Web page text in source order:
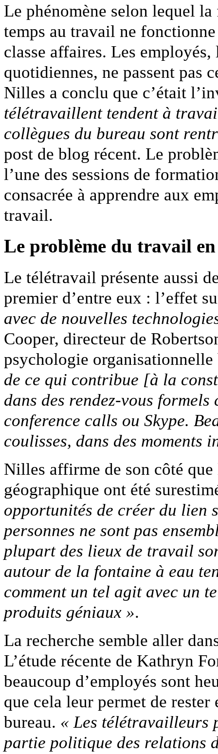
Le phénomène selon lequel
temps au travail ne
classe affaires. Les
quotidiennes, ne passent pas
Nilles a conclu que c’était
télétravaillent tendent à
collègues du bureau sont
post de blog récent. Le
l’une des sessions de
consacrée à apprendre aux
travail.
Le problème du travail
Le télétravail présente aussi
premier d’entre eux : l’effet
avec de nouvelles
Cooper, directeur de
psychologie
de ce qui contribue [à la
dans des rendez-vous
conference calls ou Skype.
coulisses, dans des moments
Nilles affirme de son côté
géographique ont été
opportunités de créer du lien
personnes ne sont pas
plupart des lieux de travail
autour de la fontaine à eau
comment un tel agit avec un
produits géniaux ».
La recherche semble aller
L’étude récente de Kathryn
beaucoup d’employés sont
que cela leur permet de
bureau. « Les télétravailleurs
partie politique des relations